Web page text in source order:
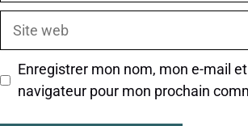
Site
Enregistrer mon nom, mon e-mail
navigateur pour mon prochain